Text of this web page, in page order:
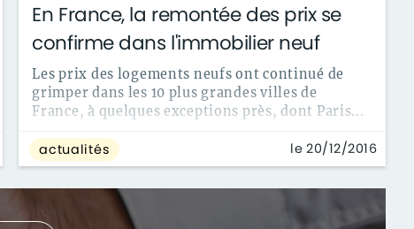
En France, la remontée des prix se
confirme dans l'immobilier neuf
Les prix des logements neufs ont continué de
grimper dans les 10 plus grandes villes de
France, à quelques exceptions près, dont Paris...
actualités le 20/12/2016